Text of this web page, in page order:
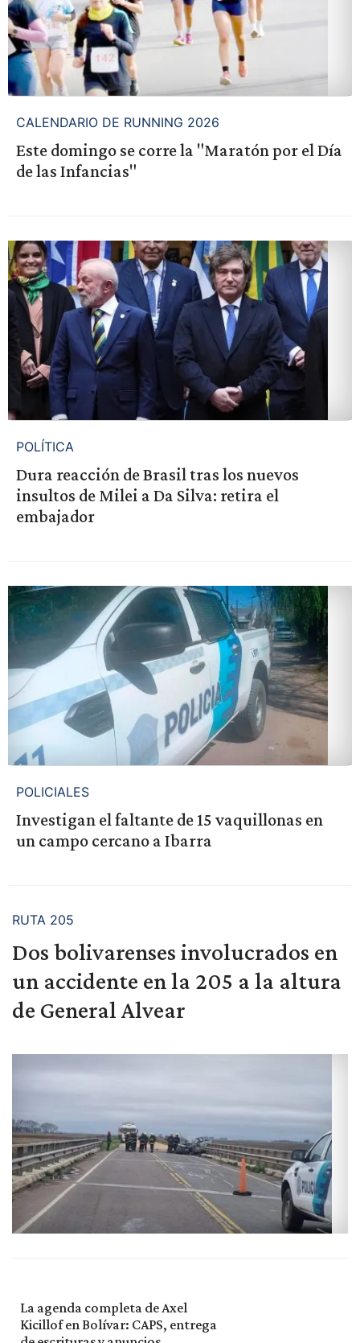
CALENDARIO DE RUNNING 2026
Este domingo se corre la "Maratón por el Día
de las Infancias"
POLÍTICA
Dura reacción de Brasil tras los nuevos
insultos de Milei a Da Silva: retira el
embajador
POLICIALES
Investigan el faltante de 15 vaquillonas en
un campo cercano a Ibarra
RUTA 205
Dos bolivarenses involucrados en
un accidente en la 205 a la altura
de General Alvear
La agenda completa de Axel
Kicillof en Bolívar: CAPS, entrega